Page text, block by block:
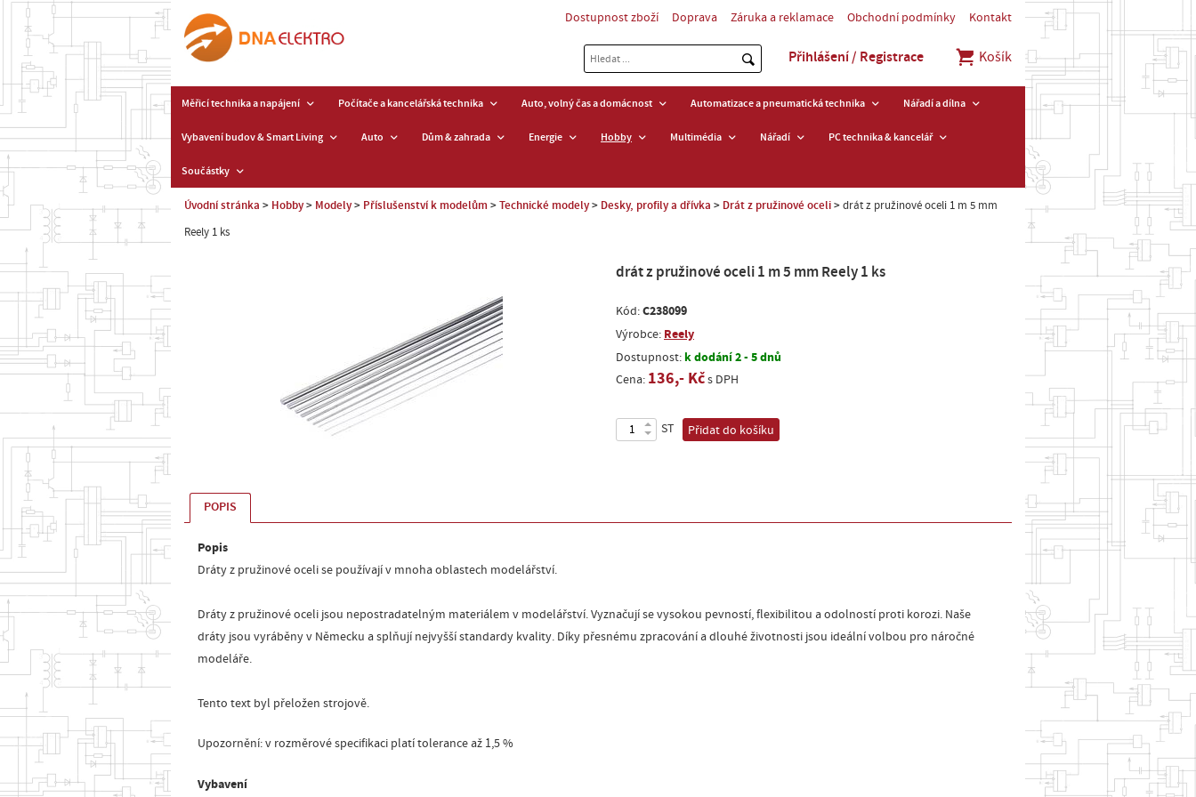
Dostupnost zboží Doprava Záruka a reklamace Obchodní podmínky Kontakt
Přihlášení / Registrace Košík
Měřicí technika a napájení Počítače a kancelářská technika Auto, volný čas a domácnost Automatizace a pneumatická technika Nářadí a dílna
Vybavení budov & Smart Living Auto Dům & zahrada Energie Hobby Multimédia Nářadí PC technika & kancelář
Součástky
Úvodní stránka Hobby Modely Příslušenství k modelům Technické modely Desky, profily a dřívka Drát z pružinové oceli drát z pružinové oceli 1 m 5 mm
Reely 1 ks
drát z pružinové oceli 1 m 5 mm Reely 1 ks
Kód:C238099
Výrobce: Reely
Dostupnost:k dodání 2 - 5 dnů
Cena: 136,- Kčs DPH
ST Přidat do košíku
POPIS
Popis
Dráty z pružinové oceli se používají v mnoha oblastech modelářství.
Dráty z pružinové oceli jsou nepostradatelným materiálem v modelářství. Vyznačují se vysokou pevností, flexibilitou a odolností proti korozi. Naše
dráty jsou vyráběny v Německu a splňují nejvyšší standardy kvality. Díky přesnému zpracování a dlouhé životnosti jsou ideální volbou pro náročné
modeláře.
Tento text byl přeložen strojově.
Upozornění: v rozměrové specifikaci platí tolerance až 1,5 %
Vybavení